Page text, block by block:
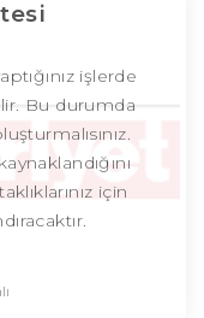
işlerde
Bu durumda
için